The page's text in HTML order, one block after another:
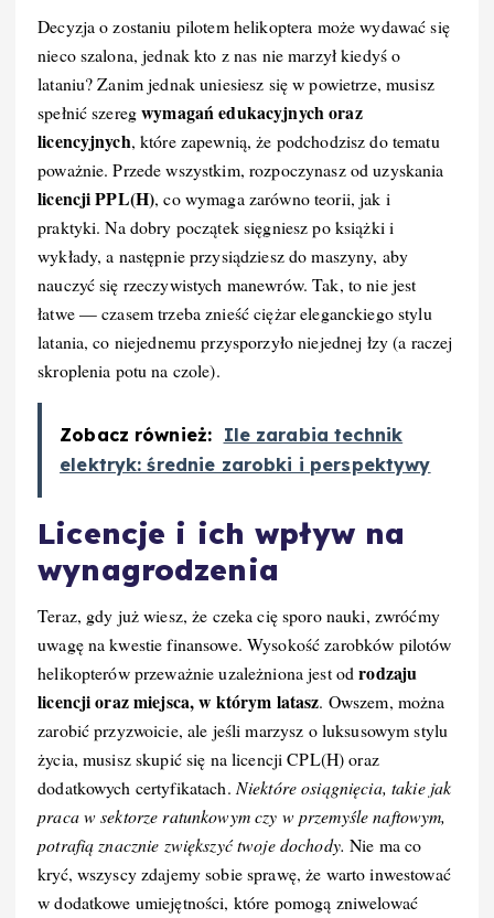
Decyzja o zostaniu pilotem helikoptera może wydawać się
nieco szalona, jednak kto z nas nie marzył kiedyś o
lataniu? Zanim jednak uniesiesz się w powietrze, musisz
spełnić szeregwymagań edukacyjnych oraz
licencyjnych, które zapewnią, że podchodzisz do tematu
poważnie. Przede wszystkim, rozpoczynasz od uzyskania
licencji PPL(H), co wymaga zarówno teorii, jak i
praktyki. Na dobry początek sięgniesz po książki i
wykłady, a następnie przysiądziesz do maszyny, aby
nauczyć się rzeczywistych manewrów. Tak, to nie jest
łatwe — czasem trzeba znieść ciężar eleganckiego stylu
latania, co niejednemu przysporzyło niejednej łzy (a raczej
skroplenia potu na czole).
Zobacz również: Ile zarabia technik
elektryk: średnie zarobki i perspektywy
Licencje i ich wpływ na
wynagrodzenia
Teraz, gdy już wiesz, że czeka cię sporo nauki, zwróćmy
uwagę na kwestie finansowe. Wysokość zarobków pilotów
helikopterów przeważnie uzależniona jest odrodzaju
licencji oraz miejsca, w którym latasz. Owszem, można
zarobić przyzwoicie, ale jeśli marzysz o luksusowym stylu
życia, musisz skupić się na licencji CPL(H) oraz
dodatkowych certyfikatach.Niektóre osiągnięcia, takie jak
praca w sektorze ratunkowym czy w przemyśle naftowym,
potrafią znacznie zwiększyć twoje dochody. Nie ma co
kryć, wszyscy zdajemy sobie sprawę, że warto inwestować
w dodatkowe umiejętności, które pomogą zniwelować